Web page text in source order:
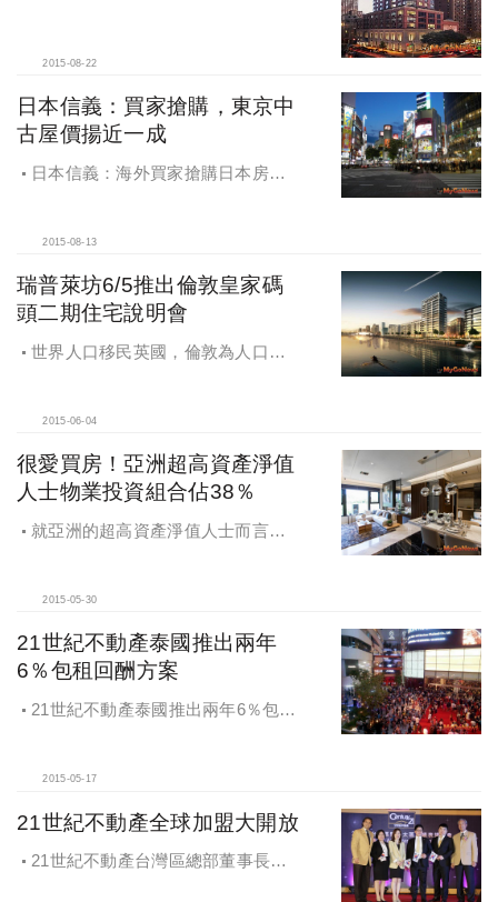
2015-08-22
日本信義：買家搶購，東京中
古屋價揚近一成
日本信義：海外買家搶購日本房
2015-08-13
瑞普萊坊6/5推出倫敦皇家碼
頭二期住宅說明會
世界人口移民英國，倫敦為人口移
2015-06-04
很愛買房！亞洲超高資產淨值
人士物業投資組合佔38％
就亞洲的超高資產淨值人士而言，
2015-05-30
21世紀不動產泰國推出兩年
6％包租回酬方案
21世紀不動產泰國推出兩年6％包租
2015-05-17
21世紀不動產全球加盟大開放
21世紀不動產台灣區總部董事長王